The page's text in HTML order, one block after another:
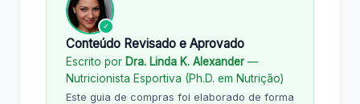
✓
Conteúdo Revisado e Aprovado
Escrito por Dra. Linda K. Alexander—
Nutricionista Esportiva (Ph.D. em Nutrição)
Este guia de compras foi elaborado de forma